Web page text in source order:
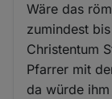
Wäre das
zumindest
Christentum
Pfarrer mit
da würde